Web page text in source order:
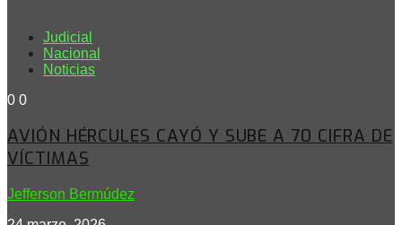
Judicial
Nacional
Noticias
0 0
AVIÓN HÉRCULES CAYÓ Y SUBE A 70 CIFRA DE
VÍCTIMAS
Jefferson Bermúdez